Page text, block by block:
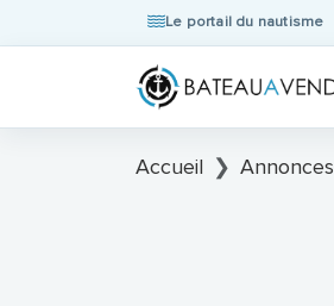
Le portail du nautisme
Accueil Annonces